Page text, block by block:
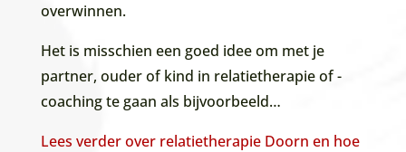
overwinnen.
Het is misschien een goed idee om met je
partner, ouder of kind in relatietherapie of -
coaching te gaan als bijvoorbeeld…
Lees verder over relatietherapie Doorn en hoe